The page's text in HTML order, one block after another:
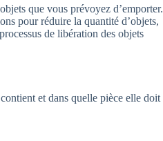
que vous prévoyez d’emporter.
pour réduire la quantité d’objets,
de libération des objets
et dans quelle pièce elle doit